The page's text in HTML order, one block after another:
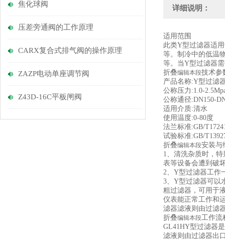
焦化球阀
压差旁通阀的工作原理
CARX复合式排气阀的操作原理
ZAZP电动单座调节阀
Z43D-16C平板闸阀
详细说明：
适用范围
此类Y型过滤器适
等。制冷中的低温
等。当Y型过滤器
折叠编辑本段技术参
产品名称:Y型过滤
公称压力:1.0-
公称通径:DN150-
适用介质:清水
使用温度:0-80度
法兰标准:GB/
试验标准:GB/
折叠编辑本段安装与
1、清洗杂质时，
表等设备会遭到破
2、Y型过滤器工作
3、Y型过滤器可以
粗过滤器，可用于
仪表能正常工作和
滤器滤液则由过滤
折叠编辑本段工作流
GL41HY型过滤器
滤液则由过滤器出